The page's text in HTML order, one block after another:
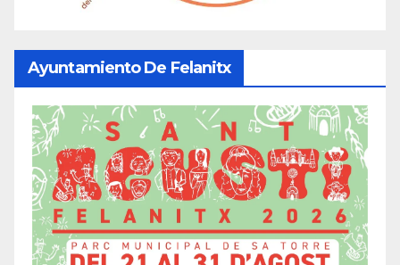
Ayuntamiento De Felanitx